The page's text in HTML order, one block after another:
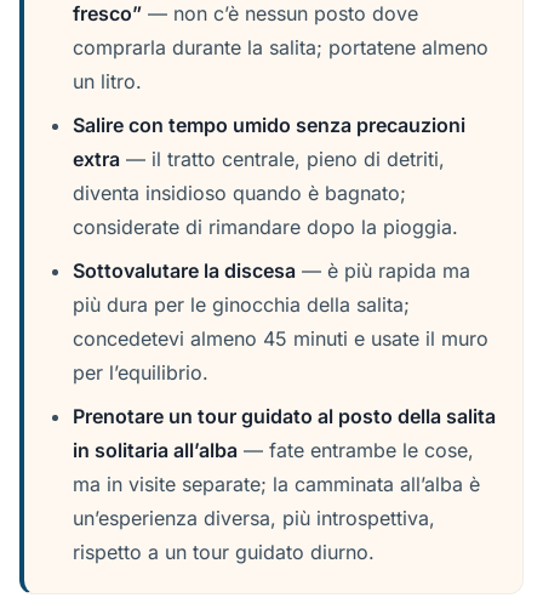
fresco” — non c’è nessun posto dove
comprarla durante la salita; portatene almeno
un litro.
Salire con tempo umido senza precauzioni
extra — il tratto centrale, pieno di detriti,
diventa insidioso quando è bagnato;
considerate di rimandare dopo la pioggia.
Sottovalutare la discesa — è più rapida ma
più dura per le ginocchia della salita;
concedetevi almeno 45 minuti e usate il muro
per l’equilibrio.
Prenotare un tour guidato al posto della salita
in solitaria all’alba — fate entrambe le cose,
ma in visite separate; la camminata all’alba è
un’esperienza diversa, più introspettiva,
rispetto a un tour guidato diurno.